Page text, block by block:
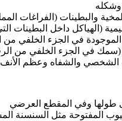
والبطينات (الفراغات
(الهياكل داخل البطينات
الموجودة في الجزء الخلفي
(سمك في الجزء الخلفي من
الشخصي والشفاه وعظم الأنف
طولها وفي المقطع العرضي
المفتوحة مثل السنسنة